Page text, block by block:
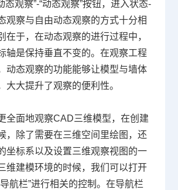
态观察”-“动态观察”按钮，进入状态-
观察与自由动态观察的方式十分相
在于，在动态观察的进行过程中，
轴是保持垂直不变的。在观察工程
动态观察的功能能够让模型与墙体
大大提升了观察的便利性。
全面地观察CAD三维模型，在创建
，除了需要在三维空间里绘图，还
坐标系以及设置三维观察视图的一
维建模环境的时候，我们可以打开
航栏”进行相关的控制。在导航栏